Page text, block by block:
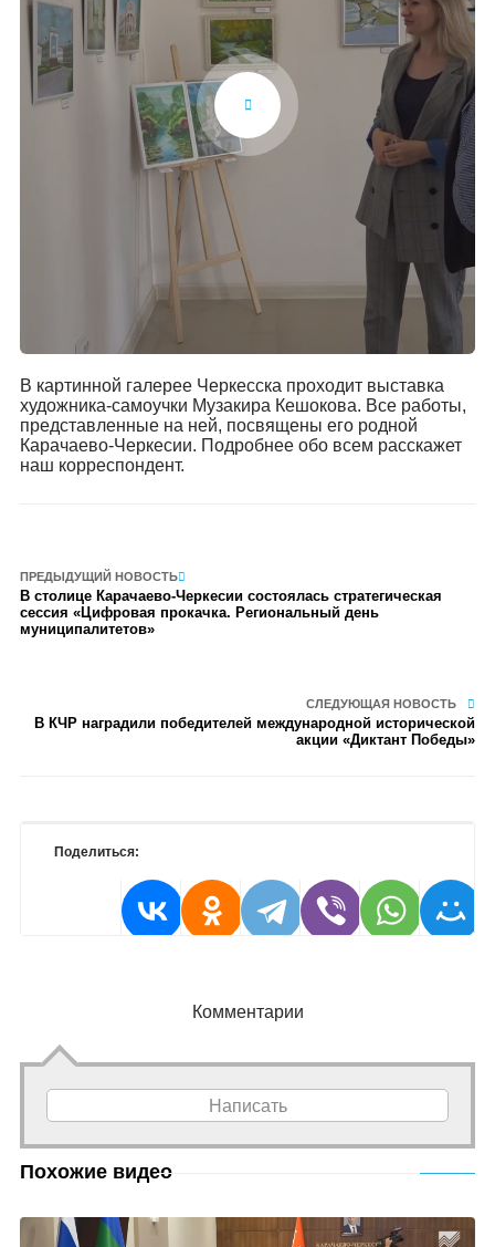
В картинной галерее Черкесска проходит выставка
художника-самоучки Музакира Кешокова. Все работы,
представленные на ней, посвящены его родной
Карачаево-Черкесии. Подробнее обо всем расскажет
наш корреспондент.
ПРЕДЫДУЩИЙ НОВОСТЬ
В столице Карачаево-Черкесии состоялась стратегическая
сессия «Цифровая прокачка. Региональный день
муниципалитетов»
СЛЕДУЮЩАЯ НОВОСТЬ
В КЧР наградили победителей международной исторической
акции «Диктант Победы»
Поделиться:
Комментарии
Написать
Похожие видео